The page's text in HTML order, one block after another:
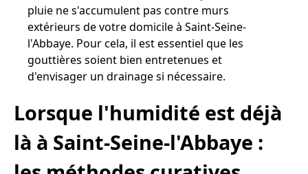
pluie ne s'accumulent pas contre murs
extérieurs de votre domicile à Saint-Seine-
l'Abbaye. Pour cela, il est essentiel que les
gouttières soient bien entretenues et
d'envisager un drainage si nécessaire.
Lorsque l'humidité est déjà
là à Saint-Seine-l'Abbaye :